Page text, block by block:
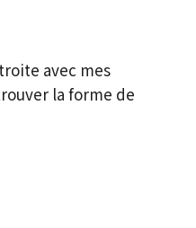
avec mes
la forme de